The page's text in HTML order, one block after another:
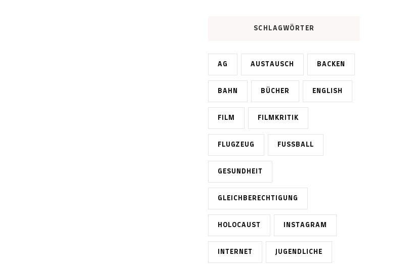
SCHLAGWÖRTER
AG AUSTAUSCH BACKEN
BAHN BÜCHER ENGLISH
FILM FILMKRITIK
FLUGZEUG FUSSBALL
GESUNDHEIT
GLEICHBERECHTIGUNG
HOLOCAUST INSTAGRAM
INTERNET JUGENDLICHE